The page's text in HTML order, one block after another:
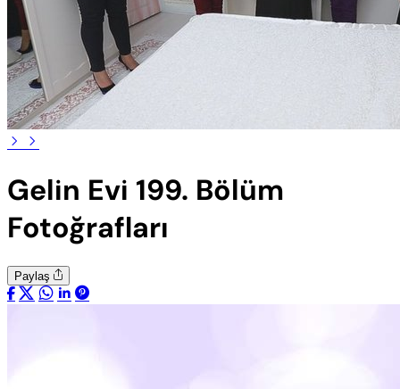
Gelin Evi 199. Bölüm
Fotoğrafları
Paylaş